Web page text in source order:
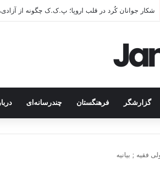
شکار جوانان کُرد در قلب اروپا؛ پ.ک.ک چگونه از
گزارشگر فرهنگستان چندرسانه‌ای